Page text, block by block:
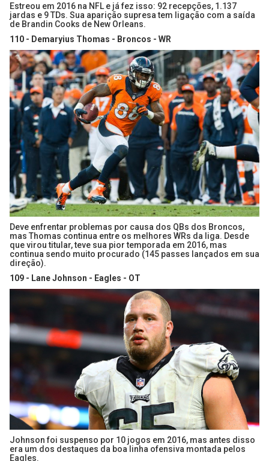
Estreou em 2016 na NFL e já fez isso: 92 recepções, 1.137
jardas e 9 TDs. Sua aparição supresa tem ligação com a saída
de Brandin Cooks de New Orleans.
110 - Demaryius Thomas - Broncos - WR
Deve enfrentar problemas por causa dos QBs dos Broncos,
mas Thomas continua entre os melhores WRs da liga. Desde
que virou titular, teve sua pior temporada em 2016, mas
continua sendo muito procurado (145 passes lançados em sua
direção).
109 - Lane Johnson - Eagles - OT
Johnson foi suspenso por 10 jogos em 2016, mas antes disso
era um dos destaques da boa linha ofensiva montada pelos
Eagles.